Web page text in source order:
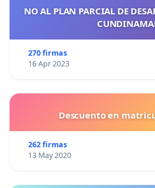
NO AL PLAN PARCIAL DE
270 firmas
16 Apr 2023
Descuento en
262 firmas
13 May 2020